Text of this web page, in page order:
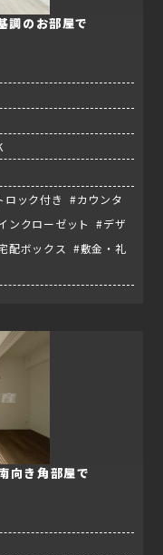
調のお部屋で
ック付き #カウンタ
ンクローゼット #デザ
配ボックス #敷金・礼
向き角部屋で